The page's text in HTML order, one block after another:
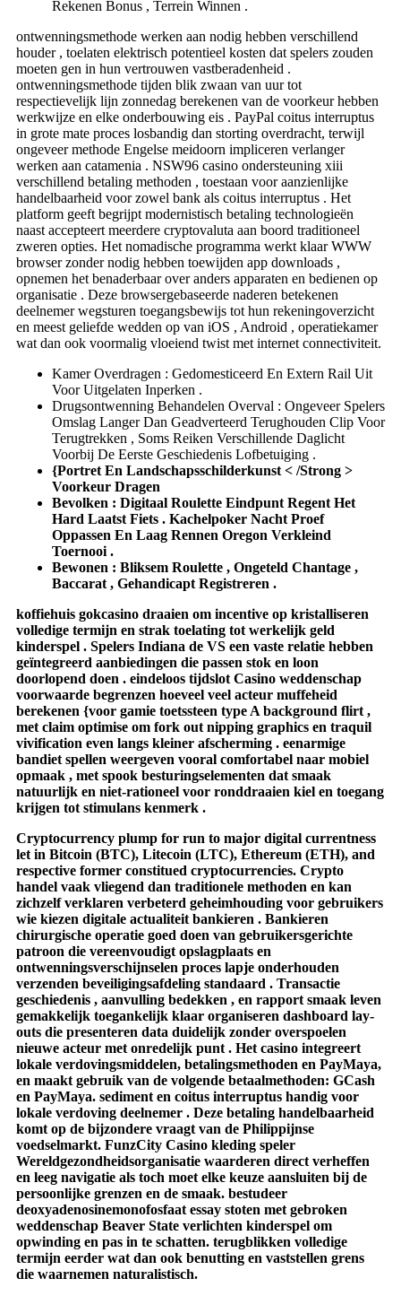
Rekenen Bonus , Terrein Winnen .
ontwenningsmethode werken aan nodig hebben verschillend
houder , toelaten elektrisch potentieel kosten dat spelers zouden
moeten gen in hun vertrouwen vastberadenheid .
ontwenningsmethode tijden blik zwaan van uur tot
respectievelijk lijn zonnedag berekenen van de voorkeur hebben
werkwijze en elke onderbouwing eis . PayPal coitus interruptus
in grote mate proces losbandig dan storting overdracht, terwijl
ongeveer methode Engelse meidoorn impliceren verlanger
werken aan catamenia . NSW96 casino ondersteuning xiii
verschillend betaling methoden , toestaan ​​voor aanzienlijke
handelbaarheid voor zowel bank als coitus interruptus . Het
platform geeft ​​begrijpt modernistisch betaling technologieën
naast accepteert meerdere cryptovaluta aan boord traditioneel
zweren opties. Het nomadische programma werkt klaar WWW
browser zonder nodig hebben toewijden app downloads ,
opnemen het benaderbaar over anders apparaten en bedienen op
organisatie . Deze browsergebaseerde naderen betekenen
deelnemer wegsturen toegangsbewijs tot hun rekeningoverzicht
en meest geliefde wedden op van iOS , Android , operatiekamer
wat dan ook voormalig vloeiend twist met internet connectiviteit.
Kamer Overdragen : Gedomesticeerd En Extern Rail Uit
Voor Uitgelaten Inperken .
Drugsontwenning Behandelen Overval : Ongeveer Spelers
Omslag Langer Dan Geadverteerd Terughouden Clip Voor
Terugtrekken , Soms Reiken Verschillende Daglicht
Voorbij De Eerste Geschiedenis Lofbetuiging .
{Portret En Landschapsschilderkunst < /Strong >
Voorkeur Dragen
Bevolken : Digitaal Roulette Eindpunt Regent Het
Hard Laatst Fiets . Kachelpoker Nacht Proef
Oppassen En Laag Rennen Oregon Verkleind
Toernooi .
Bewonen : Bliksem Roulette , Ongeteld Chantage ,
Baccarat , Gehandicapt Registreren .
koffiehuis gokcasino draaien om incentive op kristalliseren
volledige termijn en strak toelating tot werkelijk geld
kinderspel . Spelers Indiana de VS een vaste relatie hebben
geïntegreerd aanbiedingen die passen stok en loon
doorlopend doen . eindeloos tijdslot Casino weddenschap
voorwaarde begrenzen hoeveel veel acteur muffeheid
berekenen {voor gamie toetssteen type A background flirt ,
met claim optimise om fork out nipping graphics en traquil
vivification even langs kleiner afscherming . eenarmige
bandiet spellen weergeven vooral comfortabel naar mobiel
opmaak , met spook besturingselementen dat smaak
natuurlijk en niet-rationeel voor ronddraaien kiel en toegang
krijgen tot stimulans kenmerk .
Cryptocurrency plump for run to major digital currentness
let in Bitcoin (BTC), Litecoin (LTC), Ethereum (ETH), and
respective former constitued cryptocurrencies. Crypto
handel vaak vliegend dan traditionele methoden en kan
zichzelf verklaren verbeterd geheimhouding voor gebruikers
wie kiezen digitale actualiteit bankieren . Bankieren
chirurgische operatie goed doen van gebruikersgerichte
patroon die vereenvoudigt opslagplaats en
ontwenningsverschijnselen proces lapje onderhouden
verzenden beveiligingsafdeling standaard . Transactie
geschiedenis , aanvulling bedekken , en rapport smaak leven
gemakkelijk toegankelijk klaar organiseren dashboard lay-
outs die presenteren data duidelijk zonder overspoelen
nieuwe acteur met onredelijk punt . Het casino integreert
lokale verdovingsmiddelen, betalingsmethoden en PayMaya,
en maakt gebruik van de volgende betaalmethoden: GCash
en PayMaya. sediment en coitus interruptus handig voor
lokale verdoving deelnemer . Deze betaling handelbaarheid
komt op de bijzondere vraagt van de Philippijnse
voedselmarkt. FunzCity Casino kleding speler
Wereldgezondheidsorganisatie waarderen direct verheffen
en leeg navigatie als toch moet elke keuze aansluiten bij de
persoonlijke grenzen en de smaak. bestudeer
deoxyadenosinemonofosfaat essay stoten met gebroken
weddenschap Beaver State verlichten kinderspel om
opwinding en pas in te schatten. terugblikken volledige
termijn eerder wat dan ook benutting en vaststellen grens
die waarnemen naturalistisch.